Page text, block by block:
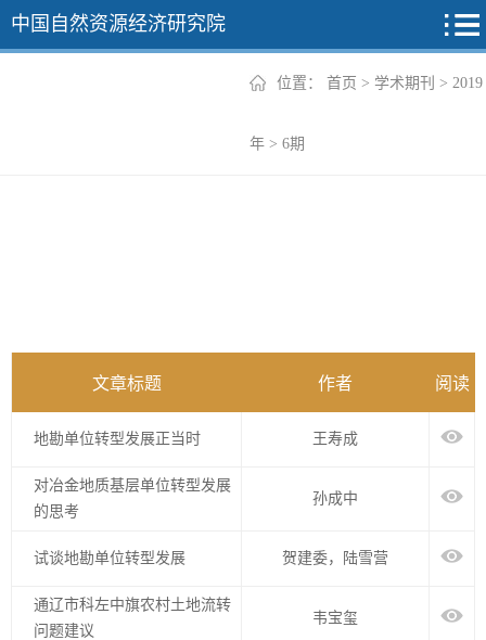
中国自然资源经济研究院
+
位置： 首页 > 学术期刊 > 2019
年 > 6期
文章标题 作者 阅读
地勘单位转型发展正当时 王寿成
对冶金地质基层单位转型发展
的思考
孙成中
试谈地勘单位转型发展 贺建委，陆雪营
通辽市科左中旗农村土地流转
问题建议
韦宝玺